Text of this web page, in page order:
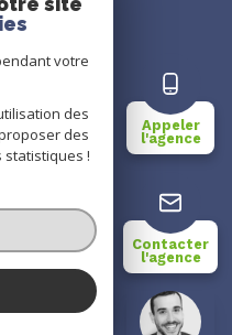
Locality
Appeler
l'agence
Contacter
l'agence
votre
des
des
!